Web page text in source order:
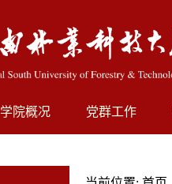
学院概况 党群工作